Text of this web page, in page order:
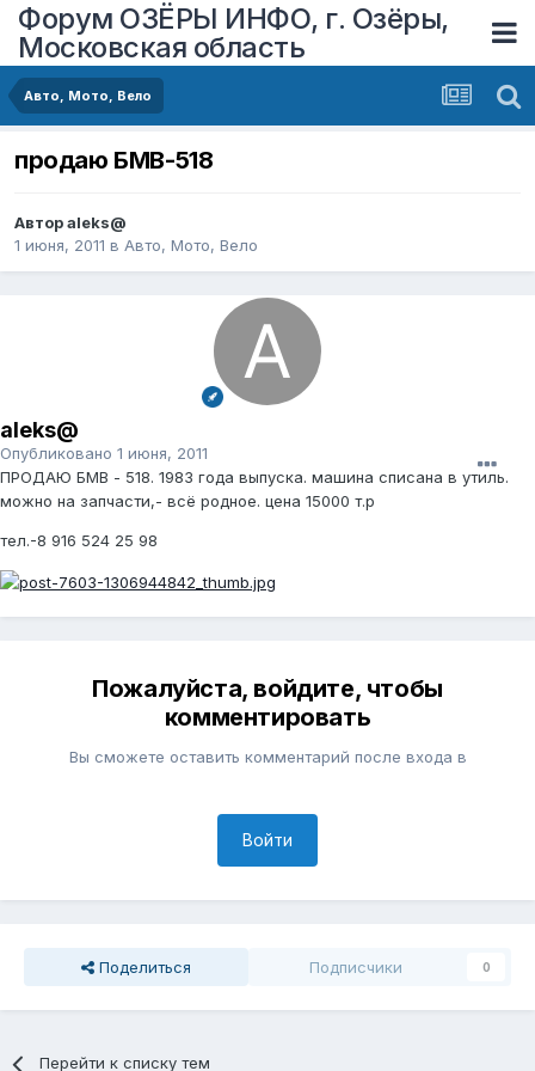
Форум ОЗЁРЫ ИНФО, г. Озёры,
Московская область
Авто, Мото, Вело
продаю БМВ-518
Авторaleks@
1 июня, 2011 в Авто, Мото, Вело
aleks@
Опубликовано 1 июня, 2011
ПРОДАЮ БМВ - 518. 1983 года выпуска. машина списана в утиль.
можно на запчасти,- всё родное. цена 15000 т.р
тел.-8 916 524 25 98
Пожалуйста, войдите, чтобы
комментировать
Вы сможете оставить комментарий после входа в
Войти
Поделиться Подписчики 0
Перейти к списку тем